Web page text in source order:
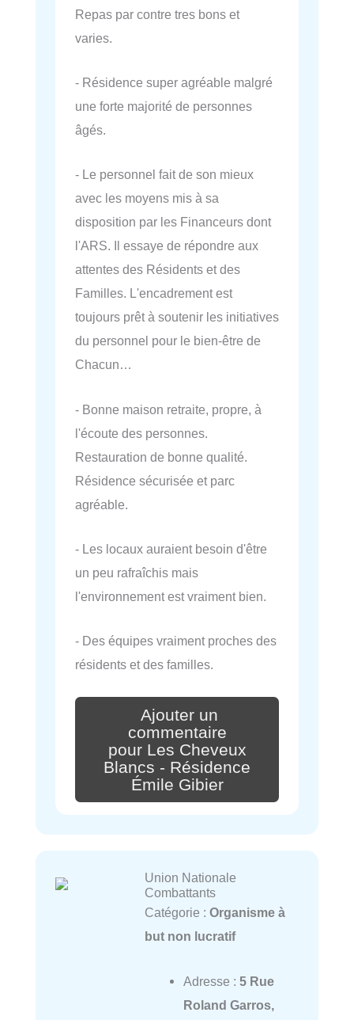
Repas par contre tres bons et
varies.
- Résidence super agréable malgré
une forte majorité de personnes
âgés.
- Le personnel fait de son mieux
avec les moyens mis à sa
disposition par les Financeurs dont
l'ARS. Il essaye de répondre aux
attentes des Résidents et des
Familles. L'encadrement est
toujours prêt à soutenir les initiatives
du personnel pour le bien-être de
Chacun…
- Bonne maison retraite, propre, à
l'écoute des personnes.
Restauration de bonne qualité.
Résidence sécurisée et parc
agréable.
- Les locaux auraient besoin d'être
un peu rafraîchis mais
l'environnement est vraiment bien.
- Des équipes vraiment proches des
résidents et des familles.
Ajouter un
commentaire
pour Les Cheveux
Blancs - Résidence
Émile Gibier
Union Nationale
Combattants
Catégorie : Organisme à
but non lucratif
Adresse : 5 Rue
Roland Garros,